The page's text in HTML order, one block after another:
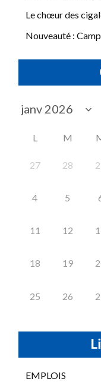
Le chœur des
Nouveauté :
L M
27 28
4 5
11 12
18 19
25 26
EMPLOIS